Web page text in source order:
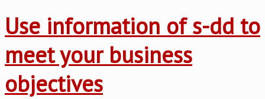
Use information of s-dd to
meet your business
objectives